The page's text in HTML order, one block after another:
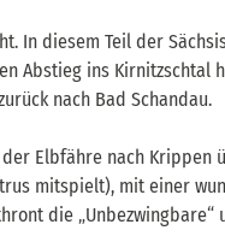
diesem Teil der
Abstieg ins
nach Bad Schandau.
Elbfähre nach
mitspielt), mit einer
die